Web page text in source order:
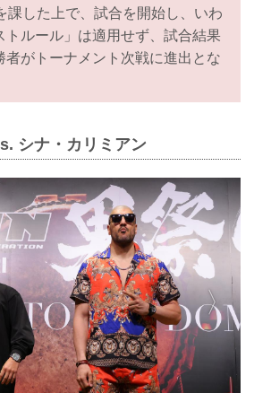
課した上で、試合を開始し、いわ
トルール」は適用せず、試合結果
者がトーナメント次戦に進出とな
シナ・カリミアン